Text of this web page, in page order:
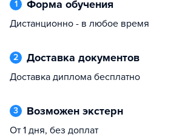
1 Форма обучения
Дистанционно - в любое время
2 Доставка документов
Доставка диплома бесплатно
3 Возможен экстерн
От 1 дня, без доплат